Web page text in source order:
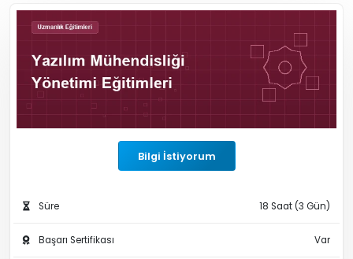
Bilgi İstiyorum
Süre 18 Saat (3 Gün)
Başarı Sertifikası Var